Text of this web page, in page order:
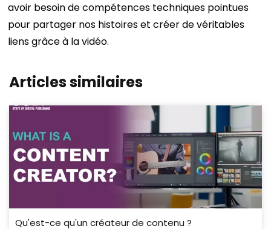
avoir besoin de compétences techniques pointues
pour partager nos histoires et créer de véritables
liens grâce à la vidéo.
Articles similaires
Qu'est-ce qu'un créateur de contenu ?